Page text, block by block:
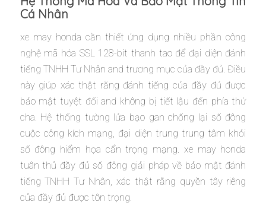
Cá Nhân
xe may honda cần thiết ứng dụng nhiều phần công
nghệ mã hóa SSL 128-bit thanh tao để đại diện đánh
tiếng TNHH Tư Nhân and trương mục của đầy đủ. Điều
này giúp xác thật rằng đánh tiếng của đầy đủ được
bảo mật tuyệt đối and không bị tiết lậu đến phía thứ
cha. Hệ thống tường lửa bạo gan chống lại số đông
cuộc công kích mạng, đại diện trung trung tâm khỏi
số đông hiểm họa cẩn trọng mạng. xe may honda
tuân thủ đầy đủ số đông giải pháp về bảo mật đánh
tiếng TNHH Tư Nhân, xác thật rằng quyền tây riêng
của đầy đủ được tôn trọng.